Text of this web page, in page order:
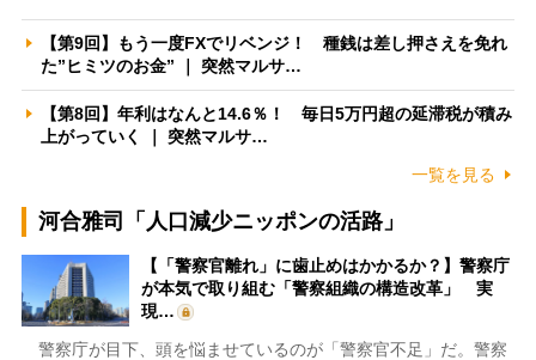
【第9回】もう一度FXでリベンジ！ 種銭は差し押さえを免れ
た”ヒミツのお金” ｜ 突然マルサ…
【第8回】年利はなんと14.6％！ 毎日5万円超の延滞税が積み
上がっていく ｜ 突然マルサ…
一覧を見る
河合雅司「人口減少ニッポンの活路」
【「警察官離れ」に歯止めはかかるか？】警察庁
が本気で取り組む「警察組織の構造改革」 実
現…
警察庁が目下、頭を悩ませているのが「警察官不足」だ。警察